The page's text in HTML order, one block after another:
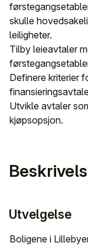
skulle
leiligheter.
Tilby leieavtaler
Definere kriterier
Utvikle avtaler
kjøpsopsjon.
Utvelgelse
Boligene i